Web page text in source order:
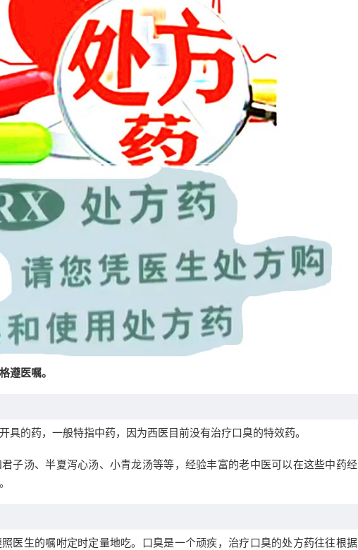
遵医嘱。
具的药，一般特指中药，因为西医目前没有治疗口臭的特效药。
子汤、半夏泻心汤、小青龙汤等等，经验丰富的老中医可以在这些中药经
医生的嘱咐定时定量地吃。口臭是一个顽疾，治疗口臭的处方药往往根据